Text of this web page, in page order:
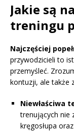
Jakie są
treningu
Najczęściej
przywodzicieli to
przemyśleć.
kontuzji, ale także
Niewłaściwa
trenujących nie
kręgosłupa